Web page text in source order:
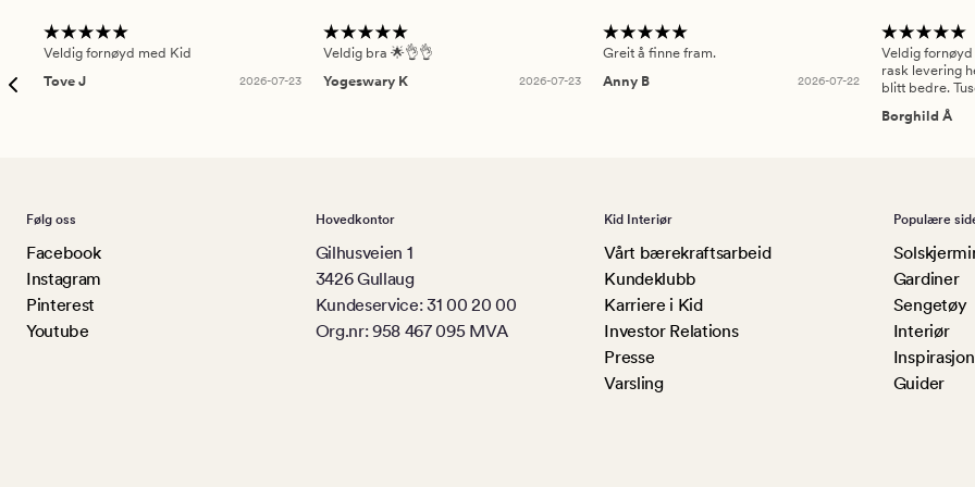
Veldig fornøyd med Kid
Tove J
2026-07-23
Veldig bra 🌟👌👌
Yogeswary K
2026-07-23
Greit å finne fram.
Anny B
2026-07-22
Veldig
rask levering
blitt bedre.
Borghild Å
Følg oss
Facebook
Instagram
Pinterest
Youtube
Hovedkontor
Gilhusveien 1
3426 Gullaug
Kundeservice: 31 00 20 00
Org.nr: 958 467 095 MVA
Kid Interiør
Vårt bærekraftsarbeid
Kundeklubb
Karriere i Kid
Investor Relations
Presse
Varsling
Populære
Gardiner
Sengetøy
Interiør
Inspirasjon
Guider